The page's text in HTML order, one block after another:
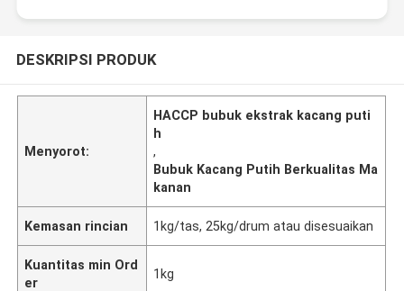
DESKRIPSI PRODUK
Menyorot:
HACCP bubuk ekstrak kacang puti
h
,
Bubuk Kacang Putih Berkualitas Ma
kanan
Kemasan rincian 1kg/tas, 25kg/drum atau disesuaikan
Kuantitas min Ord
er
1kg